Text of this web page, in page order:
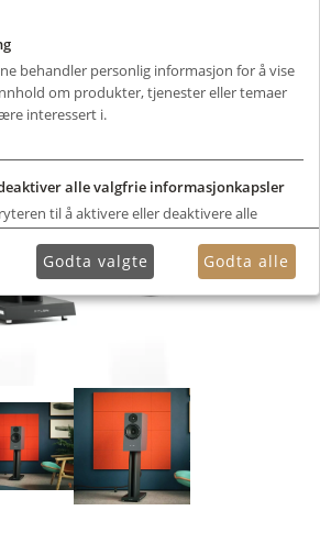
behandler personlig informasjon for å vise
om produkter, tjenester eller temaer
interessert i.
alle valgfrie informasjonkapsler
til å aktivere eller deaktivere alle
Godta valgte Godta alle